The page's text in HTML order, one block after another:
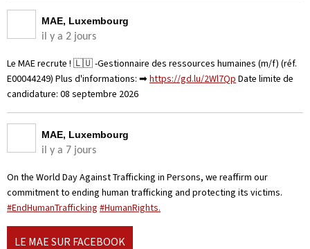
MAE, Luxembourg
il y a 2 jours
Le MAE recrute ! 🇱🇺 -Gestionnaire des ressources humaines (m/f) (réf.
E00044249) Plus d'informations: ➡https://gd.lu/2Wl7Qp Date limite de
candidature: 08 septembre 2026
MAE, Luxembourg
il y a 7 jours
On the World Day Against Trafficking in Persons, we reaffirm our
commitment to ending human trafficking and protecting its victims.
#EndHumanTrafficking #HumanRights.
LE MAE SUR FACEBOOK